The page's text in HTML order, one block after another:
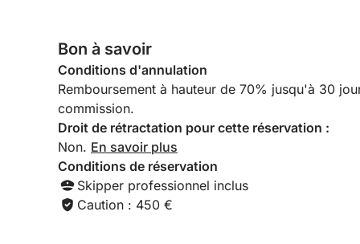
Bon à savoir
Conditions d'annulation
Remboursement à hauteur de 70% jusqu'à 30
commission.
Droit de rétractation pour cette réservation :
Non. En savoir plus
Conditions de réservation
Skipper professionnel inclus
Caution : 450 €